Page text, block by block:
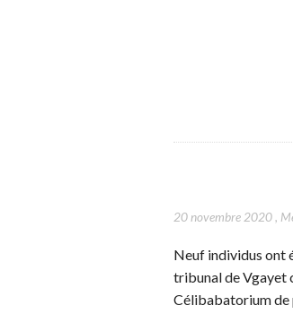
20 novembre 2020,
Neuf individus ont
tribunal de Vgayet
Célibabatorium de